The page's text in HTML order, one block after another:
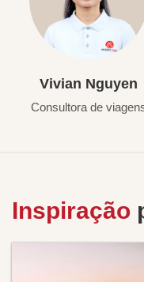
Vivian Nguyen
Consultora de
Inspiração